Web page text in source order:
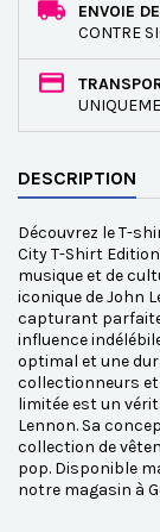
ENVOIE
CONTRE
DESCRIPTION
Découvrez le T-
City T-Shirt
musique et de
iconique de John
capturant
influence
optimal et une
collectionneurs et
limitée est un
Lennon. Sa
collection de
pop. Disponible
notre magasin à